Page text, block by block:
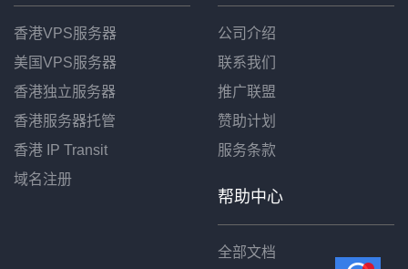
香港VPS服务器
美国VPS服务器
香港独立服务器
香港服务器托管
香港 IP Transit
域名注册
公司介绍
联系我们
推广联盟
赞助计划
服务条款
帮助中心
全部文档